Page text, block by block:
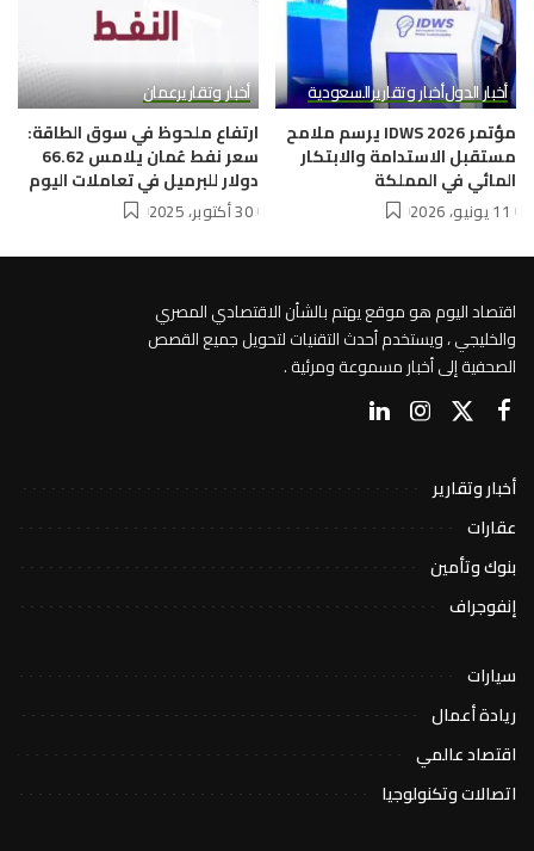
أخبار الدولأخبار وتقاريرالسعودية
مؤتمر IDWS 2026 يرسم ملامح
مستقبل الاستدامة والابتكار
المائي في المملكة
11 يونيو، 2026
أخبار وتقاريرعمان
ارتفاع ملحوظ في سوق الطاقة:
سعر نفط عُمان يلامس 66.62
دولار للبرميل في تعاملات اليوم
30 أكتوبر، 2025
اقتصاد اليوم هو موقع يهتم بالشأن الاقتصادي المصري
والخليجي ، ويستخدم أحدث التقنيات لتحويل جميع القصص
الصحفية إلى أخبار مسموعة ومرئية .
أخبار وتقارير
عقارات
بنوك وتأمين
إنفوجراف
سيارات
ريادة أعمال
اقتصاد عالمي
اتصالات وتكنولوجيا